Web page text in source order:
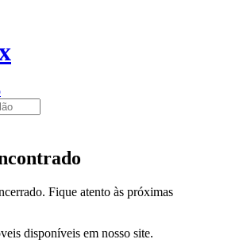
Fique atento às próximas
disponíveis em nosso site.